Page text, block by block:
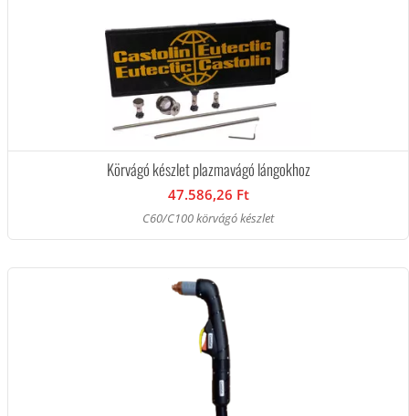
Körvágó készlet plazmavágó lángokhoz
47.586,26 Ft
C60/C100 körvágó készlet